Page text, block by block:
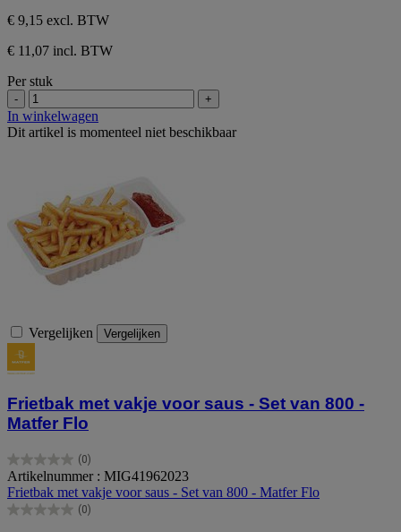
€ 9,15 excl. BTW
€ 11,07 incl. BTW
Per stuk
- +
In winkelwagen
Dit artikel is momenteel niet beschikbaar
Vergelijken Vergelijken
Frietbak met vakje voor saus - Set van 800 -
Matfer Flo
(0)
0.0
van
de
5
Artikelnummer : MIG41962023
Frietbak met vakje voor saus - Set van 800 - Matfer Flo
(0)
0.0